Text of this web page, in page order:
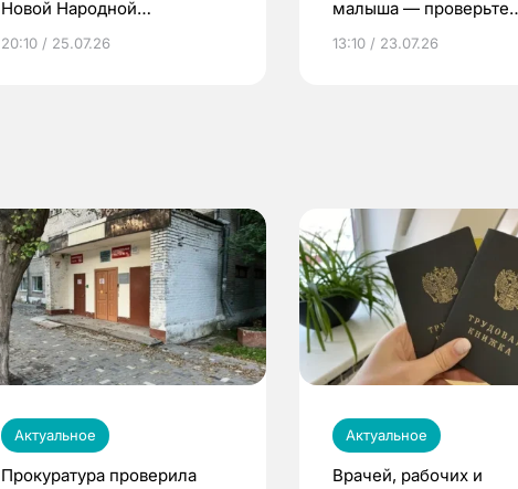
Новой Народной
20:10 / 25.07.26
малыша — проверьте
по ОМС!
13:10 / 23.07.26
Актуальное
Прокуратура проверила
Актуальное
Врачей, рабочих и